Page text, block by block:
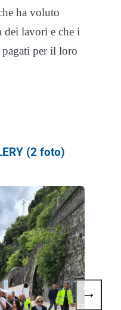
ha voluto
dei lavori e che i
per il loro
(2 foto)
→